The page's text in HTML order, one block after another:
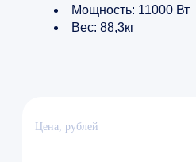
Мощность: 11000 Вт
Вес: 88,3кг
Цена, рублей